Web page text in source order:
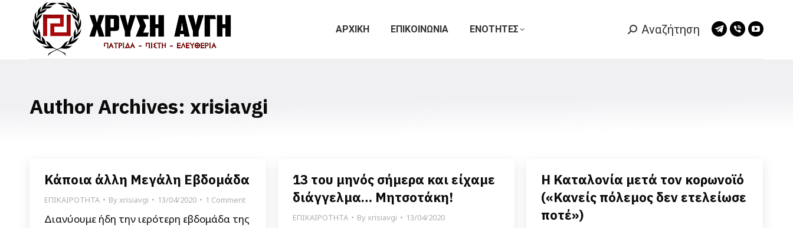
ΑΡΧΙΚΗ ΕΠΙΚΟΙΝΩΝΙΑ ΕΝΟΤΗΤΕΣ Search:
Αναζήτηση
Telegram
Viber
Author Archives: xrisiavgi
Κάποια άλλη Μεγάλη Εβδομάδα
ΕΠΙΚΑΙΡΟΤΗΤΑ Byxrisiavgi 13/04/2020 1 Comment
Διανύουμε ήδη την ιερότερη εβδομάδα της
13 του μηνός σήμερα και είχαμε
διάγγελμα… Μητσοτάκη!
ΕΠΙΚΑΙΡΟΤΗΤΑ Byxrisiavgi 13/04/2020
Η Καταλονία μετά τον κορωνοϊό
(«Κανείς πόλεμος δεν ετελείωσε
ποτέ»)